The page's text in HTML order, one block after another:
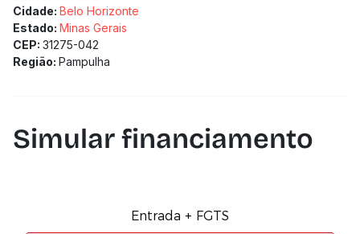
Cidade: Belo Horizonte
Estado: Minas Gerais
CEP: 31275-042
Região: Pampulha
Simular financiamento